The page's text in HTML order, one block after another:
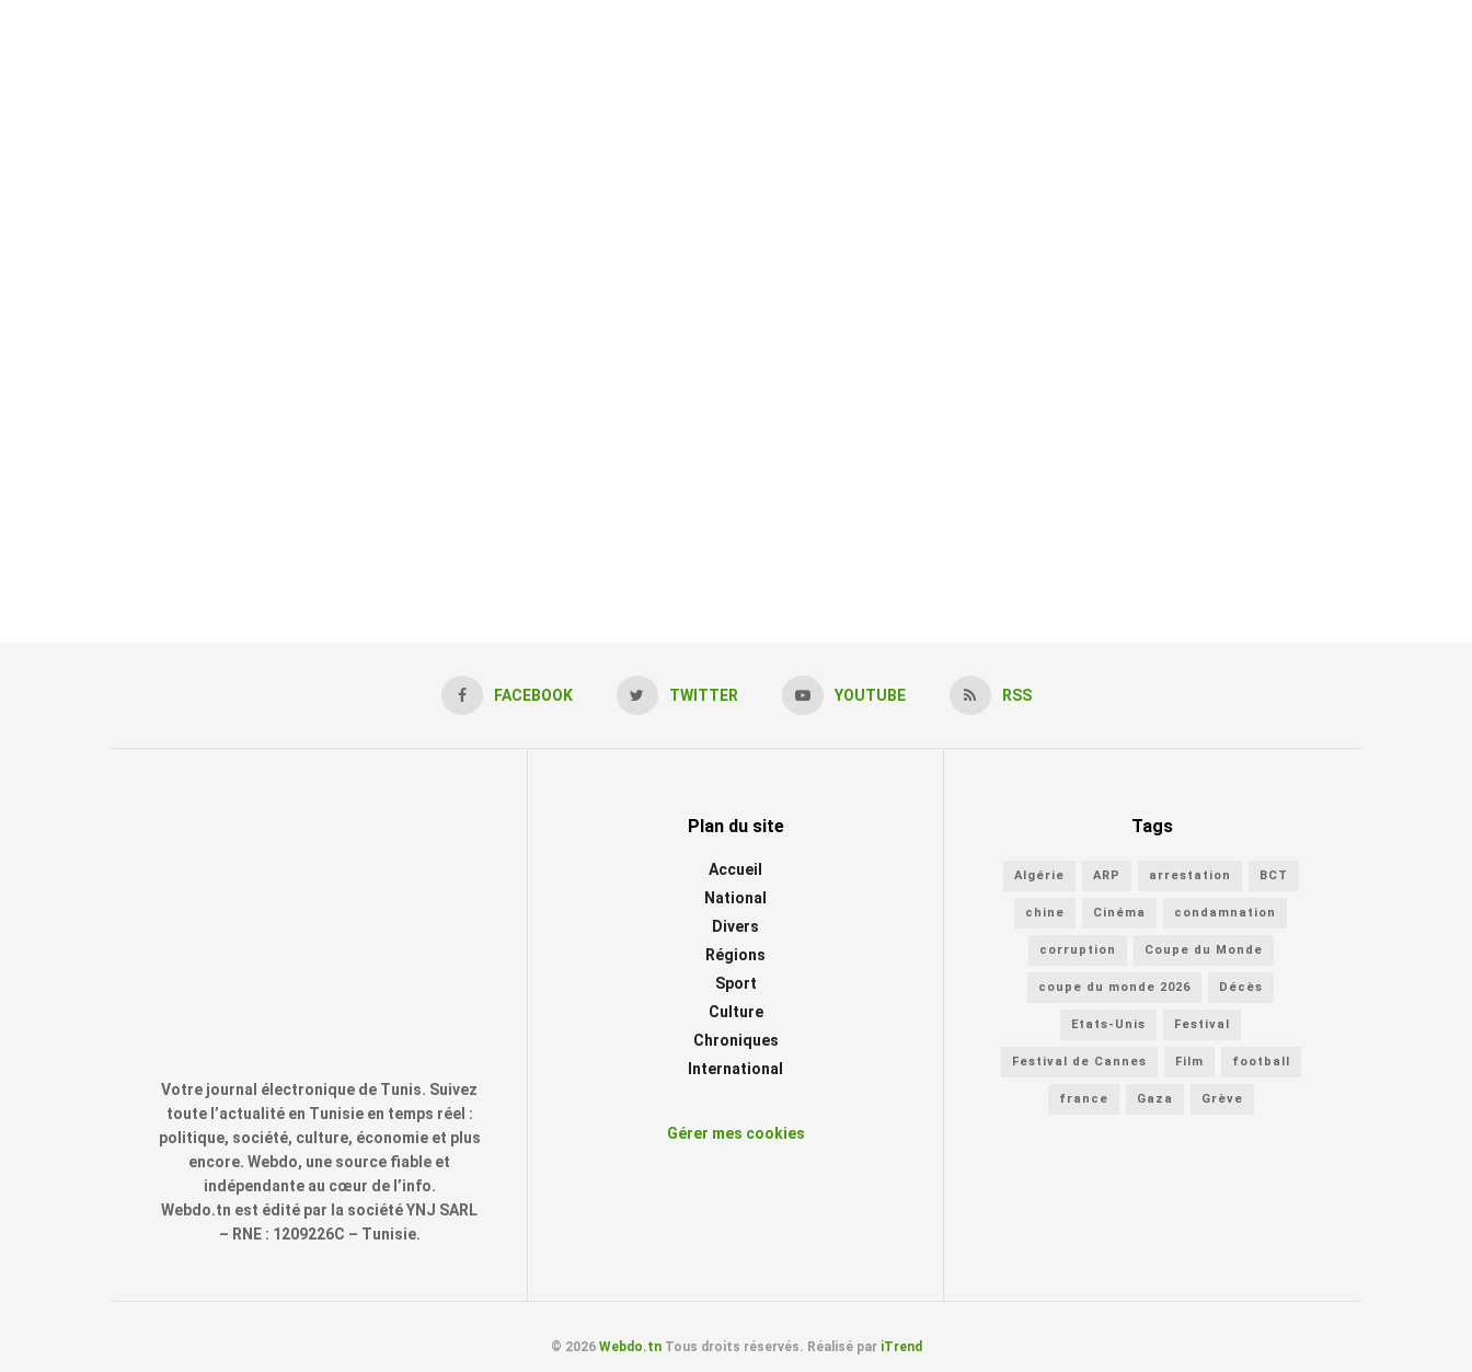
FACEBOOK TWITTER YOUTUBE RSS
Votre journal électronique de Tunis. Suivez
toute l’actualité en Tunisie en temps réel :
politique, société, culture, économie et plus
encore. Webdo, une source fiable et
indépendante au cœur de l’info.
Webdo.tn est édité par la société YNJ SARL
– RNE : 1209226C – Tunisie.
Plan du site
Accueil
National
Divers
Régions
Sport
Culture
Chroniques
International
Gérer mes cookies
Tags
Algérie ARP arrestation BCT
chine Cinéma condamnation
corruption Coupe du Monde
coupe du monde 2026 Décès
Etats-Unis Festival
Festival de Cannes Film football
france Gaza Grève
© 2026 Webdo.tnTous droits réservés. Réalisé par iTrend